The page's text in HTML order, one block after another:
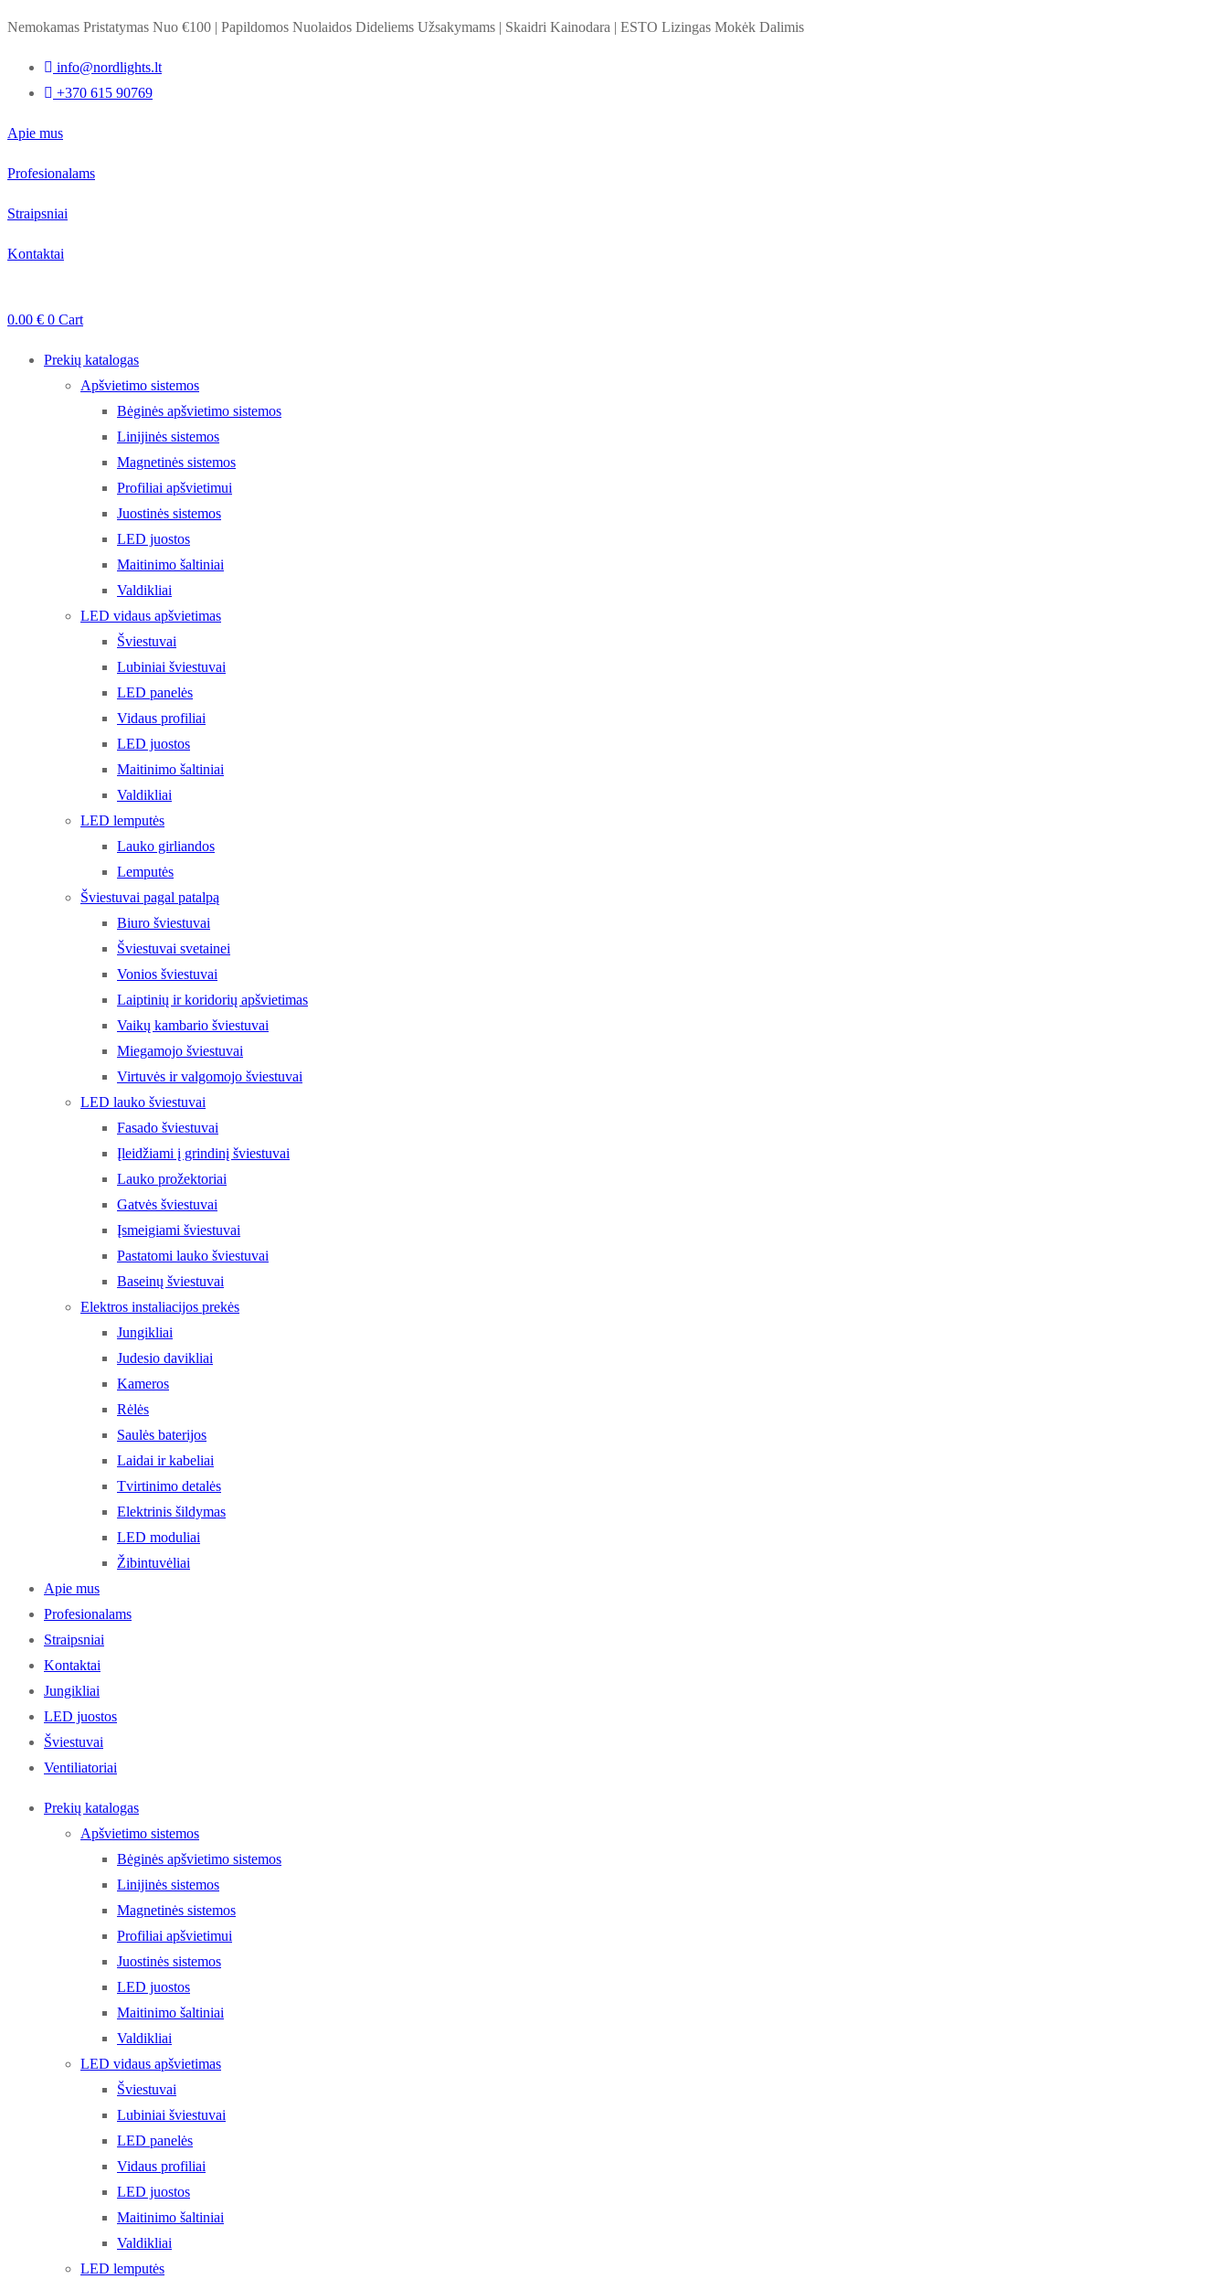
Nemokamas Pristatymas Nuo €100 | Papildomos Nuolaidos Dideliems Užsakymams | Skaidri Kainodara | ESTO Lizingas Mokėk Dalimis
info@nordlights.lt
+370 615 90769
Apie mus
Profesionalams
Straipsniai
Kontaktai
0.00 € 0 Cart
Prekių katalogas
Apšvietimo sistemos
Bėginės apšvietimo sistemos
Linijinės sistemos
Magnetinės sistemos
Profiliai apšvietimui
Juostinės sistemos
LED juostos
Maitinimo šaltiniai
Valdikliai
LED vidaus apšvietimas
Šviestuvai
Lubiniai šviestuvai
LED panelės
Vidaus profiliai
LED juostos
Maitinimo šaltiniai
Valdikliai
LED lemputės
Lauko girliandos
Lemputės
Šviestuvai pagal patalpą
Biuro šviestuvai
Šviestuvai svetainei
Vonios šviestuvai
Laiptinių ir koridorių apšvietimas
Vaikų kambario šviestuvai
Miegamojo šviestuvai
Virtuvės ir valgomojo šviestuvai
LED lauko šviestuvai
Fasado šviestuvai
Įleidžiami į grindinį šviestuvai
Lauko prožektoriai
Gatvės šviestuvai
Įsmeigiami šviestuvai
Pastatomi lauko šviestuvai
Baseinų šviestuvai
Elektros instaliacijos prekės
Jungikliai
Judesio davikliai
Kameros
Rėlės
Saulės baterijos
Laidai ir kabeliai
Tvirtinimo detalės
Elektrinis šildymas
LED moduliai
Žibintuvėliai
Apie mus
Profesionalams
Straipsniai
Kontaktai
Jungikliai
LED juostos
Šviestuvai
Ventiliatoriai
Prekių katalogas
Apšvietimo sistemos
Bėginės apšvietimo sistemos
Linijinės sistemos
Magnetinės sistemos
Profiliai apšvietimui
Juostinės sistemos
LED juostos
Maitinimo šaltiniai
Valdikliai
LED vidaus apšvietimas
Šviestuvai
Lubiniai šviestuvai
LED panelės
Vidaus profiliai
LED juostos
Maitinimo šaltiniai
Valdikliai
LED lemputės